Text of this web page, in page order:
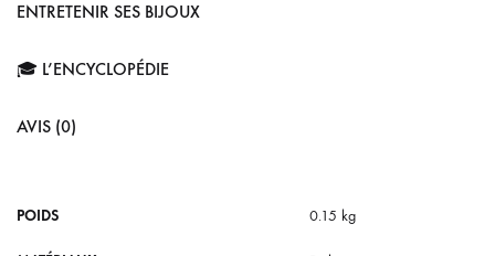
ENTRETENIR SES BIJOUX
🎓 L’ENCYCLOPÉDIE
AVIS (0)
POIDS 0.15 kg